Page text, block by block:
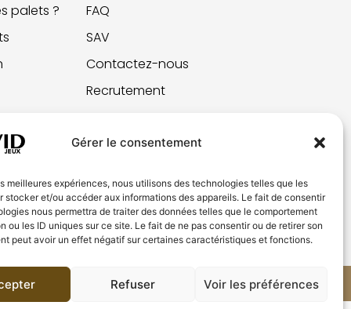
Gérer le consentement
meilleures expériences, nous utilisons des technologies telles que les
stocker et/ou accéder aux informations des appareils. Le fait de consentir
nous permettra de traiter des données telles que le comportement
ou les ID uniques sur ce site. Le fait de ne pas consentir ou de retirer son
peut avoir un effet négatif sur certaines caractéristiques et fonctions.
Refuser Voir les préférences
palets ?
FAQ
SAV
Contactez-nous
Recrutement